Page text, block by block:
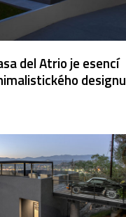
del Atrio je esencí
designu